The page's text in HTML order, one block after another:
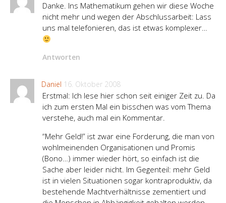
Danke. Ins Mathematikum gehen wir diese Woche
nicht mehr und wegen der Abschlussarbeit: Lass
uns mal telefonieren, das ist etwas komplexer…
Antworten
Daniel 16. Oktober 2008
Erstmal: Ich lese hier schon seit einiger Zeit zu. Da
ich zum ersten Mal ein bisschen was vom Thema
verstehe, auch mal ein Kommentar.
“Mehr Geld!” ist zwar eine Forderung, die man von
wohlmeinenden Organisationen und Promis
(Bono…) immer wieder hört, so einfach ist die
Sache aber leider nicht. Im Gegenteil: mehr Geld
ist in vielen Situationen sogar kontraproduktiv, da
bestehende Machtverhältnisse zementiert und